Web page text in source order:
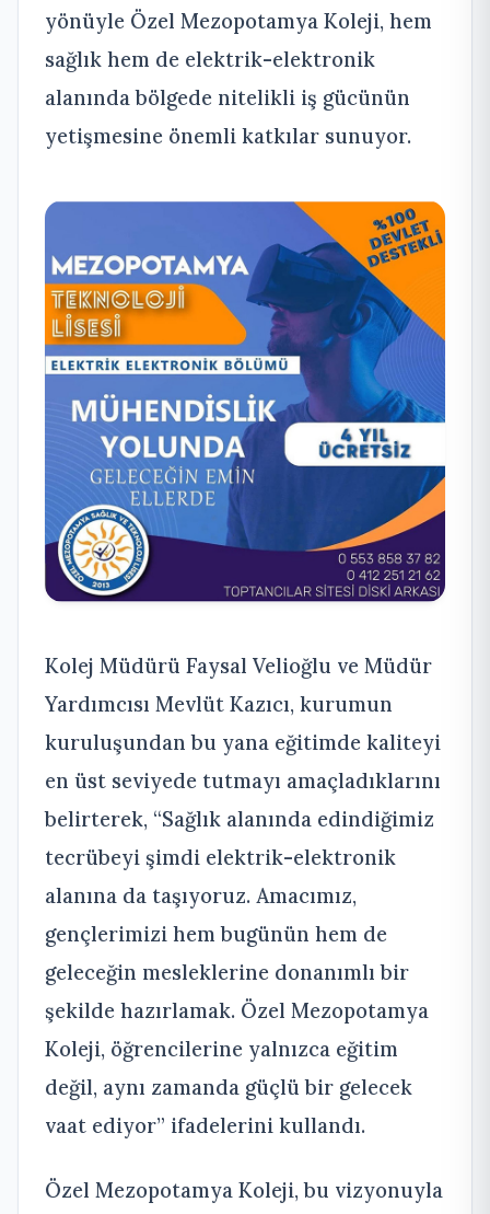
yönüyle Özel Mezopotamya Koleji, hem
sağlık hem de elektrik-elektronik
alanında bölgede nitelikli iş gücünün
yetişmesine önemli katkılar sunuyor.
Kolej Müdürü Faysal Velioğlu ve Müdür
Yardımcısı Mevlüt Kazıcı, kurumun
kuruluşundan bu yana eğitimde kaliteyi
en üst seviyede tutmayı amaçladıklarını
belirterek, “Sağlık alanında edindiğimiz
tecrübeyi şimdi elektrik-elektronik
alanına da taşıyoruz. Amacımız,
gençlerimizi hem bugünün hem de
geleceğin mesleklerine donanımlı bir
şekilde hazırlamak. Özel Mezopotamya
Koleji, öğrencilerine yalnızca eğitim
değil, aynı zamanda güçlü bir gelecek
vaat ediyor” ifadelerini kullandı.
Özel Mezopotamya Koleji, bu vizyonuyla